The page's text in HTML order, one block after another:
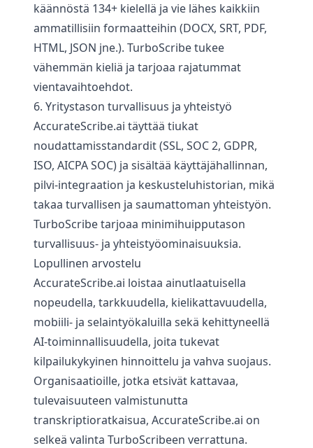
käännöstä 134+ kielellä ja vie lähes kaikkiin
ammatillisiin formaatteihin (DOCX, SRT, PDF,
HTML, JSON jne.). TurboScribe tukee
vähemmän kieliä ja tarjoaa rajatummat
vientavaihtoehdot.
6. Yritystason turvallisuus ja yhteistyö
AccurateScribe.ai täyttää tiukat
noudattamisstandardit (SSL, SOC 2, GDPR,
ISO, AICPA SOC) ja sisältää käyttäjähallinnan,
pilvi-integraation ja keskusteluhistorian, mikä
takaa turvallisen ja saumattoman yhteistyön.
TurboScribe tarjoaa minimihuipputason
turvallisuus- ja yhteistyöominaisuuksia.
Lopullinen arvostelu
AccurateScribe.ai loistaa ainutlaatuisella
nopeudella, tarkkuudella, kielikattavuudella,
mobiili- ja selaintyökaluilla sekä kehittyneellä
AI-toiminnallisuudella, joita tukevat
kilpailukykyinen hinnoittelu ja vahva suojaus.
Organisaatioille, jotka etsivät kattavaa,
tulevaisuuteen valmistunutta
transkriptioratkaisua, AccurateScribe.ai on
selkeä valinta TurboScribeen verrattuna.